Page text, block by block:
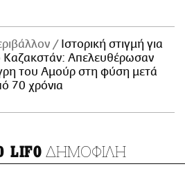
Ιστορική στιγμή για
Καζακστάν: Απελευθέρωσαν
του Αμούρ στη φύση μετά
70 χρόνια
LIFO ΔΗΜΟΦΙΛΗ